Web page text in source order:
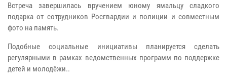
Встреча завершилась вручением юному ямальцу сладкого
подарка от сотрудников Росгвардии и полиции и совместным
фото на память.
Подобные социальные инициативы планируется сделать
регулярными в рамках ведомственных программ по поддержке
детей и молодёжи..